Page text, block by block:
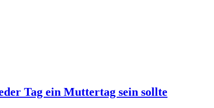
Tag ein Muttertag sein sollte